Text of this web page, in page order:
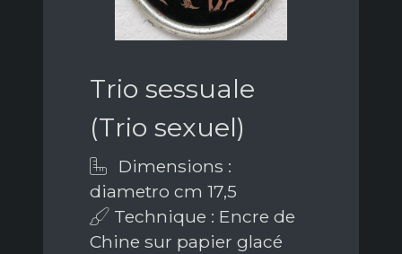
Trio sessuale
(Trio sexuel)
Dimensions :
diametro cm 17,5
Technique : Encre de
Chine sur papier glacé